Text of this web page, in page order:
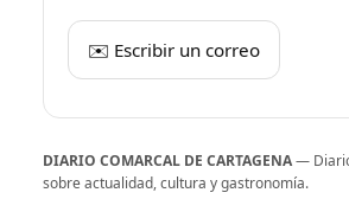
✉️ Escribir un correo
DIARIO COMARCAL DE CARTAGENA—
sobre actualidad, cultura y gastronomía.